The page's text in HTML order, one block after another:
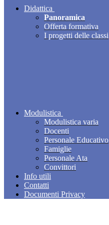
Didattica
Panoramica
Offerta formativa
I progetti delle classi
Modulistica
Modulistica varia
Docenti
Personale Educativo
Famiglie
Personale Ata
Convittori
Info utili
Contatti
Documenti Privacy